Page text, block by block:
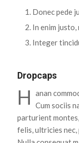
Donec pede
In enim justo,
Integer
Dropcaps
H
anan
Cum sociis
parturient
felis, ultricies nec,